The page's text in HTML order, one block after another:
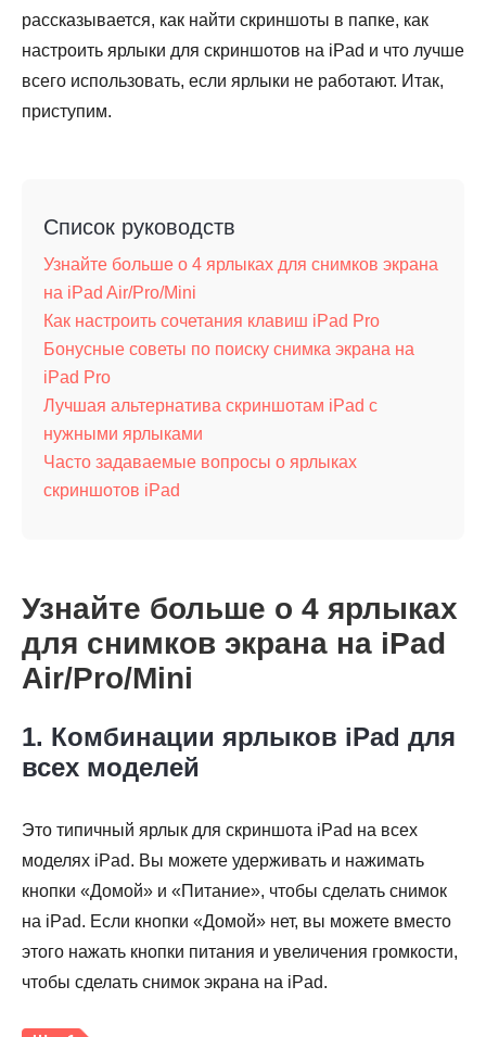
рассказывается, как найти скриншоты в папке, как
настроить ярлыки для скриншотов на iPad и что лучше
всего использовать, если ярлыки не работают. Итак,
приступим.
Список руководств
Узнайте больше о 4 ярлыках для снимков экрана
на iPad Air/Pro/Mini
Как настроить сочетания клавиш iPad Pro
Бонусные советы по поиску снимка экрана на
iPad Pro
Лучшая альтернатива скриншотам iPad с
нужными ярлыками
Часто задаваемые вопросы о ярлыках
скриншотов iPad
Узнайте больше о 4 ярлыках
для снимков экрана на iPad
Air/Pro/Mini
1. Комбинации ярлыков iPad для
всех моделей
Это типичный ярлык для скриншота iPad на всех
моделях iPad. Вы можете удерживать и нажимать
кнопки «Домой» и «Питание», чтобы сделать снимок
на iPad. Если кнопки «Домой» нет, вы можете вместо
этого нажать кнопки питания и увеличения громкости,
чтобы сделать снимок экрана на iPad.